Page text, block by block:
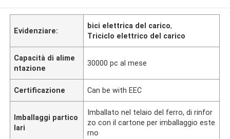
Evidenziare:
bici elettrica del carico,
Triciclo elettrico del carico
Capacità di alime
ntazione
30000 pc al mese
Certificazione Can be with EEC
Imballaggi partico
lari
Imballato nel telaio del ferro, di rinfor
zo con il cartone per imballaggio este
rno